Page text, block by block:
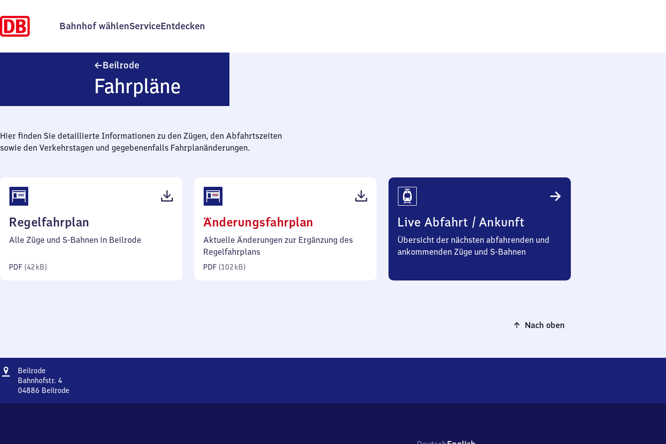
Bahnhof wählenServiceEntdecken
Beilrode
Fahrpläne
Hier finden Sie detaillierte Informationen zu den Zügen, den Abfahrtszeiten
sowie den Verkehrstagen und gegebenenfalls Fahrplanänderungen.
Regelfahrplan
42
Alle Züge und S-Bahnen in Beilrode
PDF (42 kB)
Änderungsfahrplan
102
Aktuelle Änderungen zur Ergänzung des
Regelfahrplans
PDF (102 kB)
Live Abfahrt / Ankunft
Übersicht der nächsten abfahrenden und
ankommenden Züge und S-Bahnen
Nach oben
Adresse
Beilrode
Bahnhofstr. 4
04886 Beilrode